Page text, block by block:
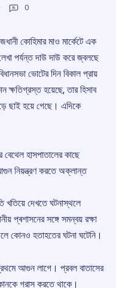
0
কোহিমার মাও মার্কেটে এক
পর্যন্ত দাউ দাউ করে জ্বলছে
ভোটের দিন বিকাল প্রায়
ক্ষতিগ্রস্ত হয়েছে, তার হিসাব
ছাই হয়ে গেছে। এদিকে
হাসপাতালের কাছে
নিয়ন্ত্রণ করতে অক্লান্ত
খতিয়ে দেখতে ঘটনাস্থলে
প্ৰশাসনের সঙ্গে সমন্বয় রক্ষা
কোনও হতাহতের ঘটনা ঘটেনি।
আগুন লাগে। প্রবল বাতাসের
গ্রাস করতে থাকে।